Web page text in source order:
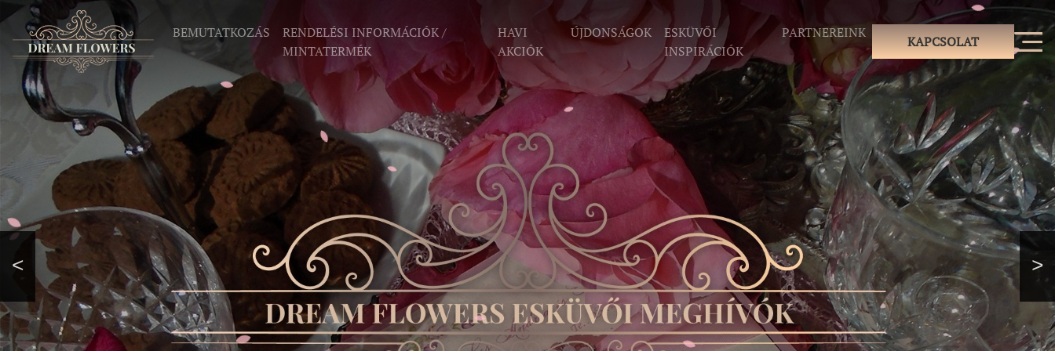
BEMUTATKOZÁS
RENDELÉSI INFORMÁCIÓK /
MINTATERMÉK
HAVI
AKCIÓK
ÚJDONSÁGOK
ESKÜVŐI
INSPIRÁCIÓK
PARTNEREINK
KAPCSOLAT
< >